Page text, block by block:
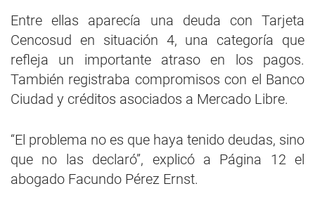
Entre ellas aparecía una deuda con Tarjeta
Cencosud en situación 4, una categoría que
refleja un importante atraso en los pagos.
También registraba compromisos con el Banco
Ciudad y créditos asociados a Mercado Libre.
“El problema no es que haya tenido deudas, sino
que no las declaró”, explicó a Página 12 el
abogado Facundo Pérez Ernst.